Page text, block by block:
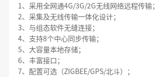
1、采用全网通4G/3G/2G无线网络远程传输；
2、采集及无线传输一体化设计；
3、与组态软件无缝连接；
4、支持8个中心同步传输；
5、大容量本地存储；
6、丰富接口；
7、配置可选（ZIGBEE/GPS/北斗）；